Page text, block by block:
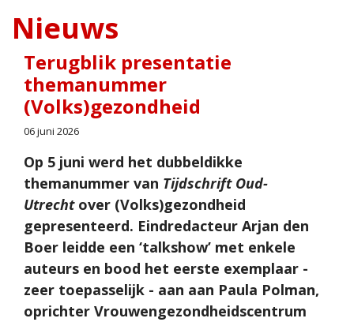
Nieuws
Terugblik presentatie
themanummer
(Volks)gezondheid
06 juni 2026
Op 5 juni werd het dubbeldikke
themanummer van Tijdschrift Oud-
Utrechtover (Volks)gezondheid
gepresenteerd. Eindredacteur Arjan den
Boer leidde een ‘talkshow’ met enkele
auteurs en bood het eerste exemplaar -
zeer toepasselijk - aan aan Paula Polman,
oprichter Vrouwengezondheidscentrum